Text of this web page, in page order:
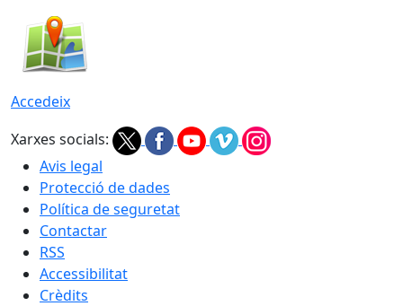
Accedeix
Xarxes socials:
Avis legal
Protecció de dades
Política de seguretat
Contactar
RSS
Accessibilitat
Crèdits